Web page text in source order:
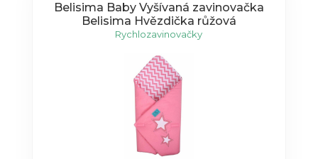
Belisima Baby Vyšívaná zavinovačka
Belisima Hvězdička růžová
Rychlozavinovačky